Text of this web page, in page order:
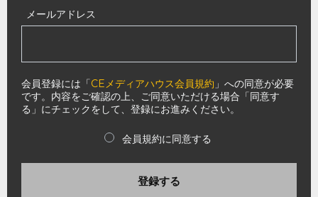
メールアドレス
会員登録には「CEメディアハウス会員規約 」への同意が必要
です。内容をご確認の上、ご同意いただける場合「同意す
る」にチェックをして、登録にお進みください。
会員規約に同意する
登録する